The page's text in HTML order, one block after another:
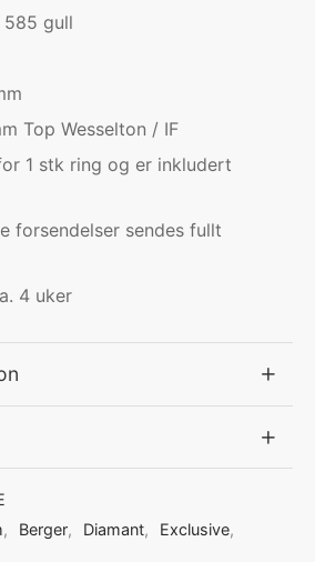
585 gull
Top Wesselton / IF
1 stk ring og er inkludert
forsendelser sendes fullt
4 uker
, Berger, Diamant, Exclusive,